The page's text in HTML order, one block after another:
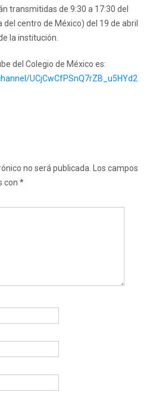
transmitidas de 9:30 a 17:30 del
del centro de México) del 19 de abril
la institución.
del Colegio de México es:
UCjCwCfPSnQ7rZB_u5HYd2
no será publicada.
Los campos
con *